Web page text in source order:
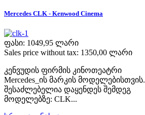
Mercedes CLK - Kenwood Cinema
ფასი: 1049,95 ლარი
Sales price without tax: 1350,00 ლარი
კენვუდის ფირმის კინოთეატრი
Mercedes_ის მარკის მოდელებისთვის.
შესაძლებელია დაყენდეს შემდეგ
მოდელებზე: CLK...